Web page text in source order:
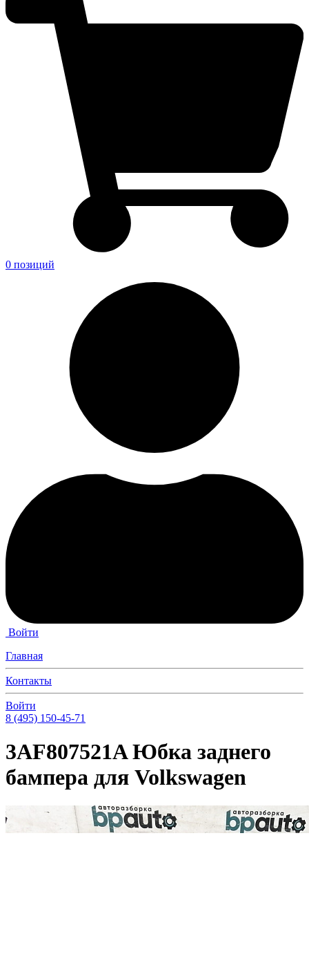
0 позиций
Войти
Главная
Контакты
Войти
8 (495) 150-45-71
3AF807521A Юбка заднего
бампера для Volkswagen